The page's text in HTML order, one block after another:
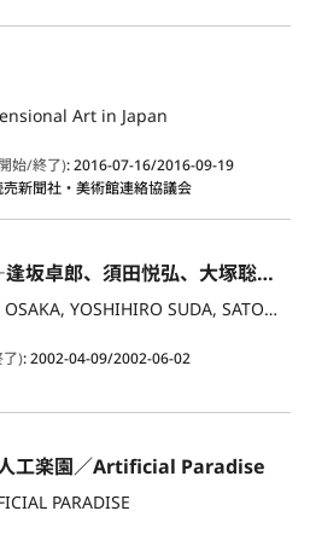
Art in Japan
始/終了):2016-07-16/2016-09-19
新聞社・美術館連絡協議会
ジ・エッセンシャル――逢坂卓郎、須田悦弘、大塚聡、渡辺好明
THE ESSENTIAL－TAKURO OSAKA, YOSHIHIRO SUDA, SATOSHI OTSUKA, YOSHIAKI WATANABE
):2002-04-09/2002-06-02
人工楽園／Artificial Paradise
PARADISE